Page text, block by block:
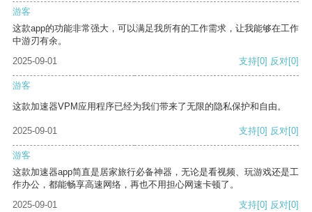
游客
这款app的功能非常强大，可以满足我所有的工作需求，让我能够在工作
中游刃有余。
2025-09-01
支持[0] 反对[0]
游客
这款加速器VPM应用程序已经为我们带来了无限的隐私保护和自由。
2025-09-01 支持[0] 反对[0]
游客
这款加速器app简直是居家旅行必备神器，无论是看视频、玩游戏还是工
作办公，都能畅享高速网络，再也不用担心网速卡顿了。
2025-09-01
支持[0] 反对[0]